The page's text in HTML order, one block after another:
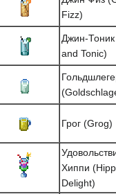
Fizz)
Джин-
and Tonic)
Грог (Grog)
Хиппи
Delight)